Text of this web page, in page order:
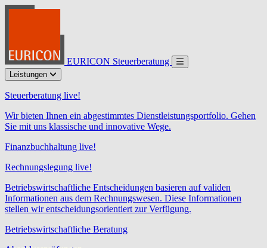
EURICON Steuerberatung
Leistungen
Steuerberatung live!
Wir bieten Ihnen ein abgestimmtes Dienstleistungsportfolio. Gehen
Sie mit uns klassische und innovative Wege.
Finanzbuchhaltung live!
Rechnungslegung live!
Betriebswirtschaftliche Entscheidungen basieren auf validen
Informationen aus dem Rechnungswesen. Diese Informationen
stellen wir entscheidungsorientiert zur Verfügung.
Betriebswirtschaftliche Beratung